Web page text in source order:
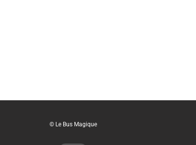
© Le Bus Magique